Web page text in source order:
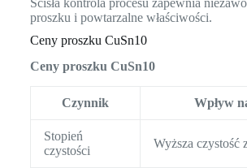
proszku i powtarzalne właściwości.
Ceny proszku CuSn10
Ceny proszku CuSn10
Czynnik Wpływ
Stopień
czystości
Wyższa czystość